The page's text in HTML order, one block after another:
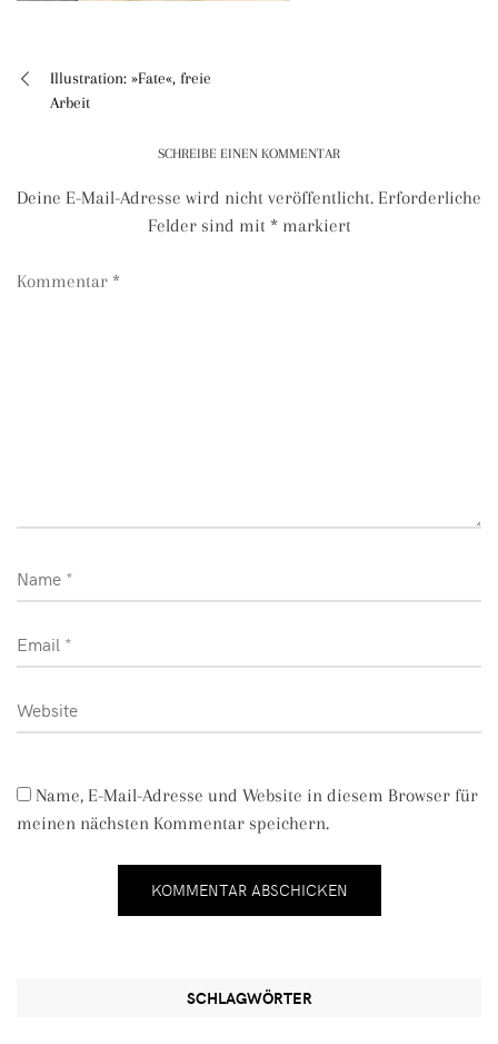
Beitragsnavigation
Illustration: »Fate«, freie
Arbeit
SCHREIBE EINEN KOMMENTAR
Deine E-Mail-Adresse wird nicht veröffentlicht. Erforderliche
Felder sind mit *markiert
Kommentar *
Name, E-Mail-Adresse und Website in diesem Browser für
meinen nächsten Kommentar speichern.
SCHLAGWÖRTER